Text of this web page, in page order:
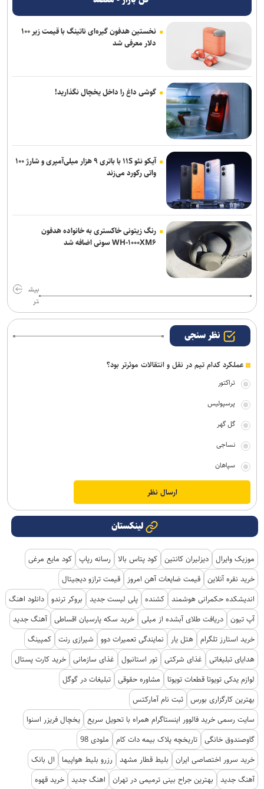
نخستین هدفون گیره‌ای ناتینگ با قیمت زیر ۱۰۰
دلار معرفی شد
گوشی داغ را داخل یخچال نگذارید!
آیکو نئو ۱۱S با باتری ۹ هزار میلی‌آمپری و شارژ ۱۰۰
واتی رکورد می‌زند
رنگ زیتونی خاکستری به خانواده هدفون
WH-۱۰۰۰XM۶ سونی اضافه شد
بیش
تر
نظر سنجی
عملکرد کدام تیم در نقل و انتقالات موثرتر بود؟
تراکتور
پرسپولیس
گل گهر
نساجی
سپاهان
لینکستان
موزیک وایرال دیزلیران کانتین کود پتاس بالا رسانه رپاپ کود مایع مرغی
خرید نقره آنلاین قیمت ضایعات آهن امروز
قیمت ترازو دیجیتال
اندیشکده حکمرانی هوشمند کشنده پلی لیست جدید بروکر ترندو دانلود اهنگ
آپ تیون دریافت طلای آبشده از میلی خرید سکه پارسیان اقساطی آهنگ جدید
خرید استارز تلگرام هتل یار نمایندگی تعمیرات دوو شیرازی رنت کمپینگ
هدایای تبلیغاتی
غذای شرکتی تور استانبول غذای سازمانی خرید کارت پستال
لوازم یدکی تویوتا قطعات تویوتا
مشاوره حقوقی تبلیغات در گوگل
بهترین کارگزاری بورس ثبت نام آمارکتس
سایت رسمی خرید فالوور اینستاگرام همراه با تحویل سریع یخچال فریزر اسنوا
گاوصندوق خانگی تاریخچه پلاک بیمه دات کام
ملودی 98
خرید سرور اختصاصی ایران
بلیط قطار مشهد رزرو بلیط هواپیما
ال بانک
آهنگ جدید
بهترین جراح بینی ترمیمی در تهران اهنگ جدید خرید قهوه